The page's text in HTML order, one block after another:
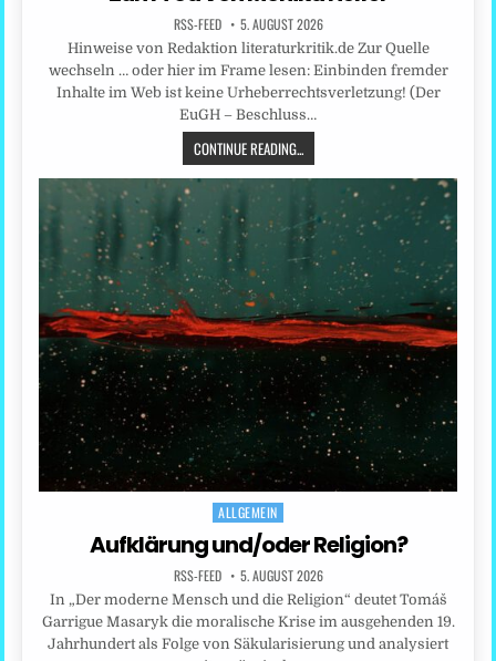
RSS-FEED 5. AUGUST 2026
Hinweise von Redaktion literaturkritik.de Zur Quelle
wechseln … oder hier im Frame lesen: Einbinden fremder
Inhalte im Web ist keine Urheberrechtsverletzung! (Der
EuGH – Beschluss…
CONTINUE READING...
Posted
ALLGEMEIN
Aufklärung und/oder Religion?
RSS-FEED 5. AUGUST 2026
In „Der moderne Mensch und die Religion“ deutet Tomáš
Garrigue Masaryk die moralische Krise im ausgehenden 19.
Jahrhundert als Folge von Säkularisierung und analysiert